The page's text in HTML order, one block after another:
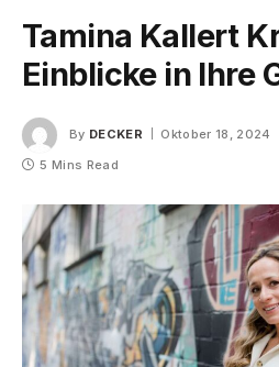
Tamina Kallert
Einblicke in Ihre
By DECKER Oktober 18, 2024
5 Mins Read